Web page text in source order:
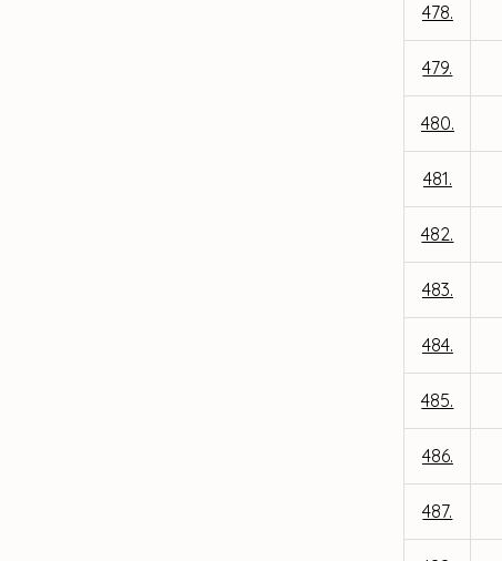
478.
479.
480.
481.
482.
483.
484.
485.
486.
487.